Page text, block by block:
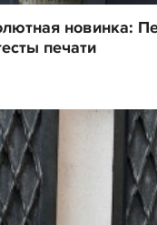
новинка:
печати